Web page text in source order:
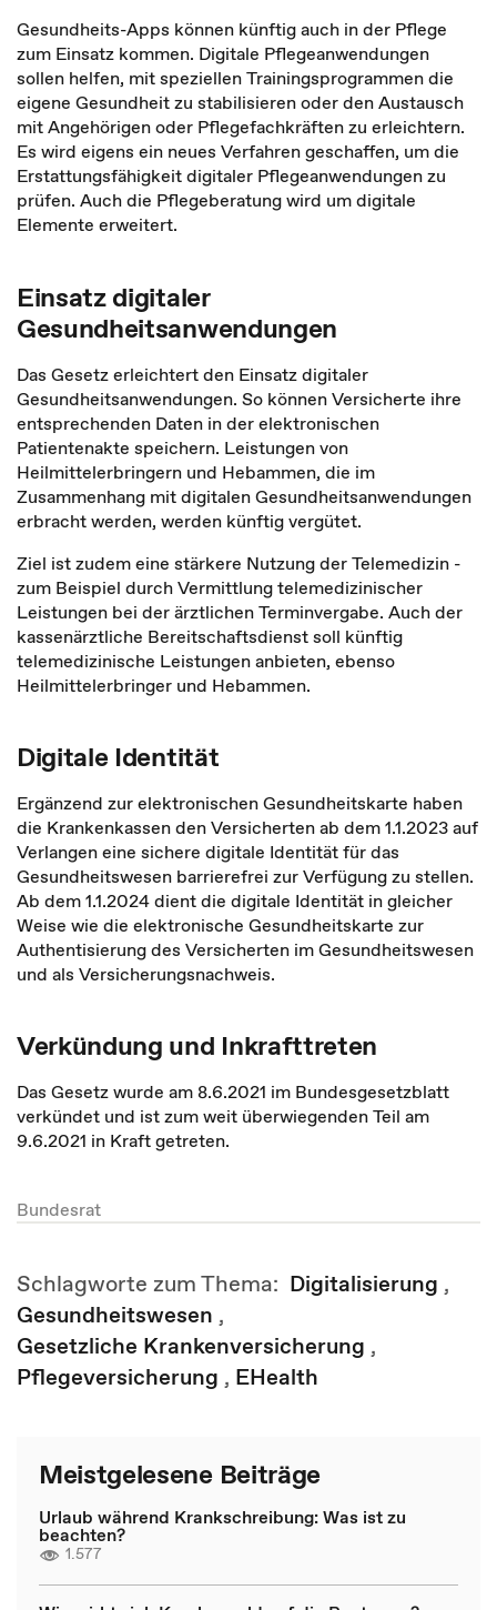
Gesundheits-Apps können künftig auch in der Pflege
zum Einsatz kommen. Digitale Pflegeanwendungen
sollen helfen, mit speziellen Trainingsprogrammen die
eigene Gesundheit zu stabilisieren oder den Austausch
mit Angehörigen oder Pflegefachkräften zu erleichtern.
Es wird eigens ein neues Verfahren geschaffen, um die
Erstattungsfähigkeit digitaler Pflegeanwendungen zu
prüfen. Auch die Pflegeberatung wird um digitale
Elemente erweitert.
Einsatz digitaler
Gesundheitsanwendungen
Das Gesetz erleichtert den Einsatz digitaler
Gesundheitsanwendungen. So können Versicherte ihre
entsprechenden Daten in der elektronischen
Patientenakte speichern. Leistungen von
Heilmittelerbringern und Hebammen, die im
Zusammenhang mit digitalen Gesundheitsanwendungen
erbracht werden, werden künftig vergütet.
Ziel ist zudem eine stärkere Nutzung der Telemedizin -
zum Beispiel durch Vermittlung telemedizinischer
Leistungen bei der ärztlichen Terminvergabe. Auch der
kassenärztliche Bereitschaftsdienst soll künftig
telemedizinische Leistungen anbieten, ebenso
Heilmittelerbringer und Hebammen.
Digitale Identität
Ergänzend zur elektronischen Gesundheitskarte haben
die Krankenkassen den Versicherten ab dem 1.1.2023 auf
Verlangen eine sichere digitale Identität für das
Gesundheitswesen barrierefrei zur Verfügung zu stellen.
Ab dem 1.1.2024 dient die digitale Identität in gleicher
Weise wie die elektronische Gesundheitskarte zur
Authentisierung des Versicherten im Gesundheitswesen
und als Versicherungsnachweis.
Verkündung und Inkrafttreten
Das Gesetz wurde am 8.6.2021 im Bundesgesetzblatt
verkündet und ist zum weit überwiegenden Teil am
9.6.2021 in Kraft getreten.
Bundesrat
Schlagworte zum Thema: Digitalisierung ,
Gesundheitswesen ,
Gesetzliche Krankenversicherung ,
Pflegeversicherung , EHealth
Meistgelesene Beiträge
Urlaub während Krankschreibung: Was ist zu
beachten?
1.577